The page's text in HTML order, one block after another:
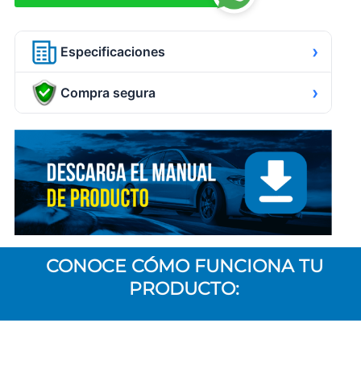
Especificaciones ›
Compra segura ›
CONOCE CÓMO FUNCIONA TU
PRODUCTO: